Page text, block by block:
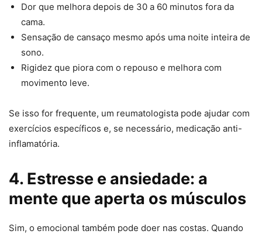
Dor que melhora depois de 30 a 60 minutos fora da
cama.
Sensação de cansaço mesmo após uma noite inteira de
sono.
Rigidez que piora com o repouso e melhora com
movimento leve.
Se isso for frequente, um reumatologista pode ajudar com
exercícios específicos e, se necessário, medicação anti-
inflamatória.
4. Estresse e ansiedade: a
mente que aperta os músculos
Sim, o emocional também pode doer nas costas. Quando